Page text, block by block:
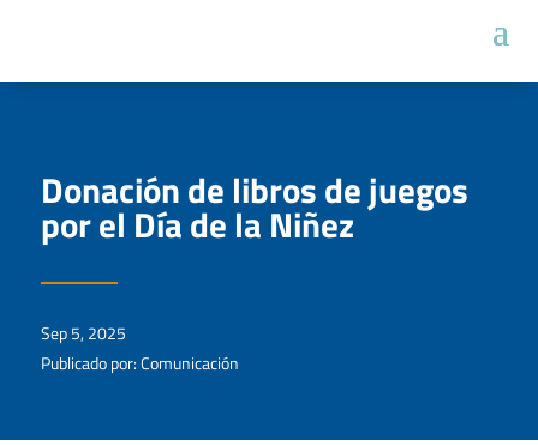
Donación de libros de juegos
por el Día de la Niñez
Sep 5, 2025
Publicado por: Comunicación